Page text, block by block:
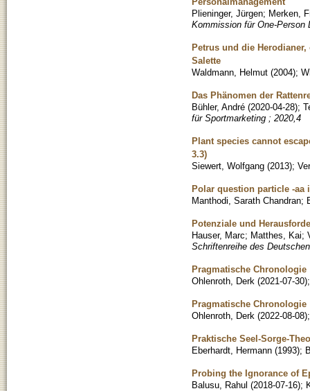
Plieninger, Jürgen; Merken,
Kommission für One-Person
Petrus und die
Salette
Waldmann, Helmut (2004);
Das Phänomen der
Bühler, André (2020-04-28);
für Sportmarketing ; 2020,4
Plant species cannot
3.3)
Siewert, Wolfgang (2013);
Polar question particle -aa
Manthodi, Sarath Chandran;
Potenziale und
Hauser, Marc; Matthes, Kai;
Schriftenreihe des
Pragmatische
Ohlenroth, Derk (2021-07-30)
Pragmatische Chronologie
Ohlenroth, Derk (2022-08-08)
Praktische Seel-Sorge-
Eberhardt, Hermann (1993);
Probing the Ignorance of
Balusu, Rahul (2018-07-16);